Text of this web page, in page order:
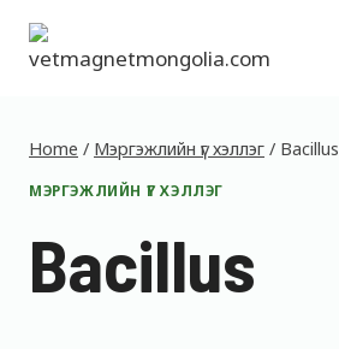
Home / Мэргэжлийн үг хэллэг / Bacillus
МЭРГЭЖЛИЙН ҮГ ХЭЛЛЭГ
Bacillus